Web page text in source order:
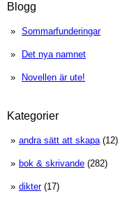
Blogg
Sommarfunderingar
Det nya namnet
Novellen är ute!
Kategorier
andra sätt att skapa(12)
bok & skrivande (282)
dikter(17)